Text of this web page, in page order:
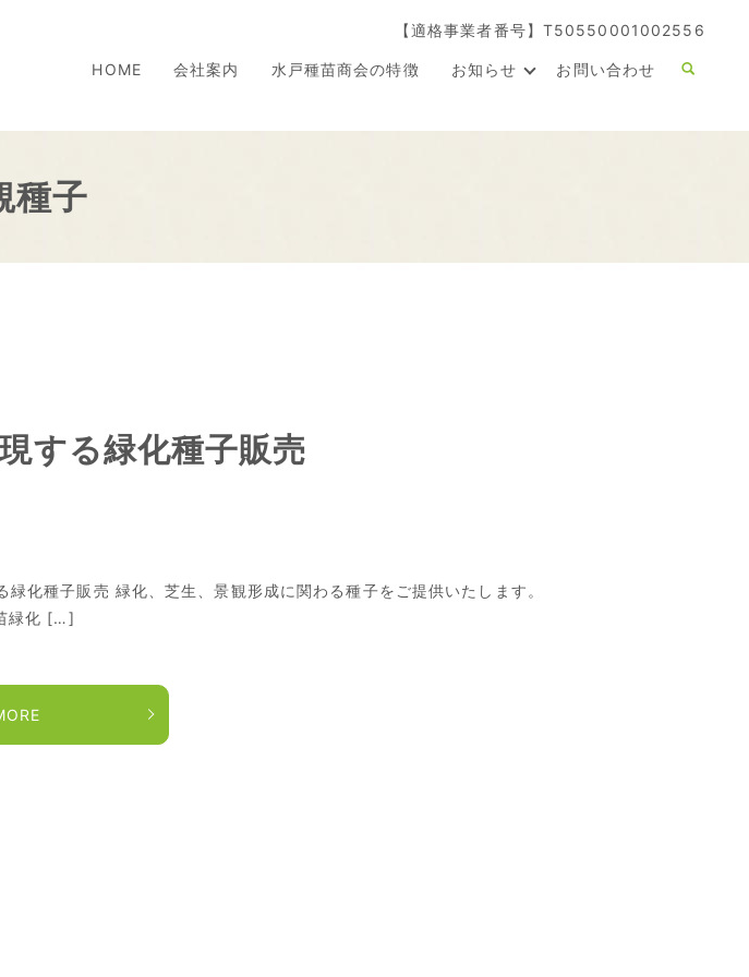
HOME 会社案内 水戸種苗商会の特徴 お知らせ お問い合わせ
【適格事業者番号】T50550001002556
種子
する緑化種子販売
種子販売 緑化、芝生、景観形成に関わる種子をご提供いたします。
緑化 […]